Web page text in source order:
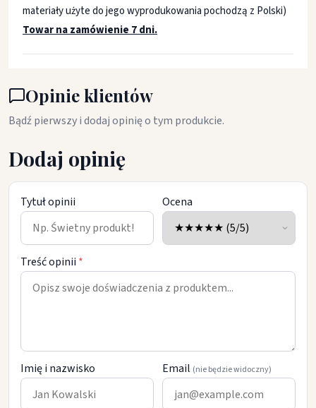
materiały użyte do jego wyprodukowania pochodzą z Polski)
Towar na zamówienie 7 dni.
Opinie klientów
Bądź pierwszy i dodaj opinię o tym produkcie.
Dodaj opinię
Tytuł opinii Ocena
Treść opinii *
Imię i nazwisko Email (nie będzie widoczny)